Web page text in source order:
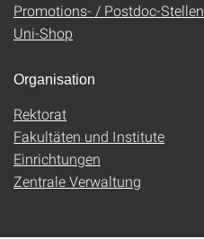
Promotions- / Postdoc-Stellen
Uni-Shop
Organisation
Rektorat
Fakultäten und Institute
Einrichtungen
Zentrale Verwaltung